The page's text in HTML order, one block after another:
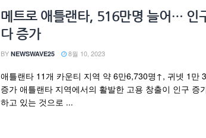
메트로 애틀랜타, 516만명 늘어… 인
다 증가
BY NEWSWAVE25 8월 10, 2023
애틀랜타 11개 카운티 지역 약 6만6,730명↑, 귀넷 1만
증가 애틀랜타 지역에서의 활발한 고용 창출이 인구 증
하고 있는 것으로 ...